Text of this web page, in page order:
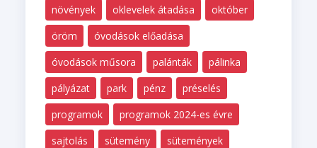
növények
oklevelek átadása
október
öröm
óvodások előadása
óvodások műsora
palánták
pálinka
pályázat
park pénz
préselés
programok
programok 2024-es évre
sajtolás
sütemény
sütemények